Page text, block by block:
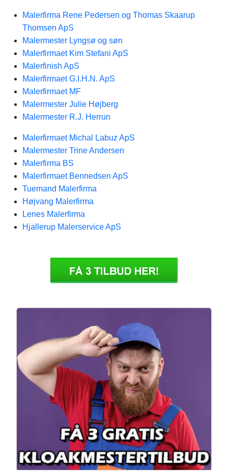
Malerfirma Rene Pedersen og Thomas Skaarup
Thomsen ApS
Malermester Lyngsø og søn
Malerfirmaet Kim Stefani ApS
Malerfinish ApS
Malerfirmaet G.I.H.N. ApS
Malerfirmaet MF
Malermester Julie Højberg
Malermester R.J. Herrun
Malerfirmaet Michal Labuz ApS
Malermester Trine Andersen
Malerfirma BS
Malerfirmaet Bennedsen ApS
Tuemand Malerfirma
Højvang Malerfirma
Lenes Malerfirma
Hjallerup Malerservice ApS